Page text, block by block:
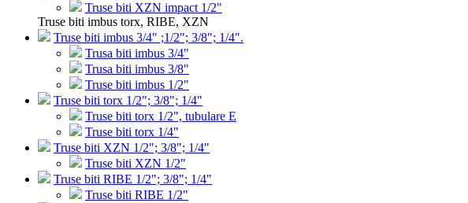
Truse biti XZN impact 1/2"
Truse biti imbus torx, RIBE, XZN
Truse biti imbus 3/4" ;1/2"; 3/8"; 1/4".
Trusa biti imbus 3/4"
Trusa biti imbus 3/8"
Truse biti imbus 1/2"
Truse biti torx 1/2"; 3/8"; 1/4"
Truse biti torx 1/2", tubulare E
Truse biti torx 1/4"
Truse biti XZN 1/2"; 3/8"; 1/4"
Truse biti XZN 1/2"
Truse biti RIBE 1/2"; 3/8"; 1/4"
Truse biti RIBE 1/2"